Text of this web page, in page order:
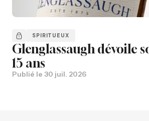
SPIRITUEUX
Glenglassaugh dévoile
15 ans
Publié le 30 juil. 2026